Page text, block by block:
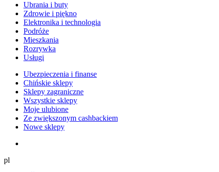
Ubrania i buty
Zdrowie i piękno
Elektronika i technologia
Podróże
Mieszkania
Rozrywka
Usługi
Ubezpieczenia i finanse
Chińskie sklepy
Sklepy zagraniczne
Wszystkie sklepy
Moje ulubione
Ze zwiększonym cashbackiem
Nowe sklepy
pl